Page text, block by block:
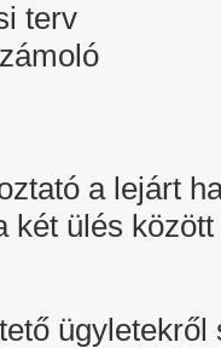
terv
a lejárt
két ülés